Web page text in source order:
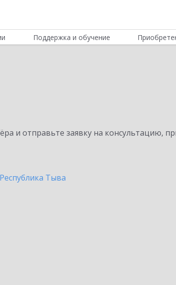
Поддержка и обучение
и отправьте заявку на консультацию,
Республика Тыва